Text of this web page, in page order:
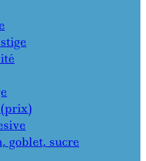
goblet, sucre